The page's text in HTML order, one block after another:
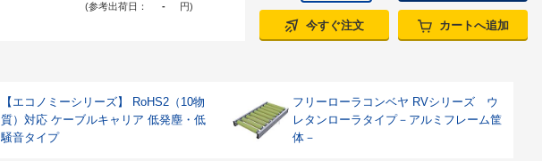
(参考出荷日： - 円)
今すぐ注文 カートへ追加
【エコノミーシリーズ】 RoHS2（10物
質）対応 ケーブルキャリア 低発塵・低
騒音タイプ
フリーローラコンベヤ RVシリーズ ウ
レタンローラタイプ－アルミフレーム筐
体－